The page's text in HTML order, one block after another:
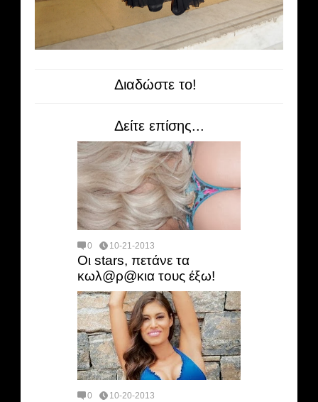
Διαδώστε το!
Δείτε επίσης...
0 10-21-2013
Οι stars, πετάνε τα
κωλ@ρ@κια τους έξω!
0 10-20-2013